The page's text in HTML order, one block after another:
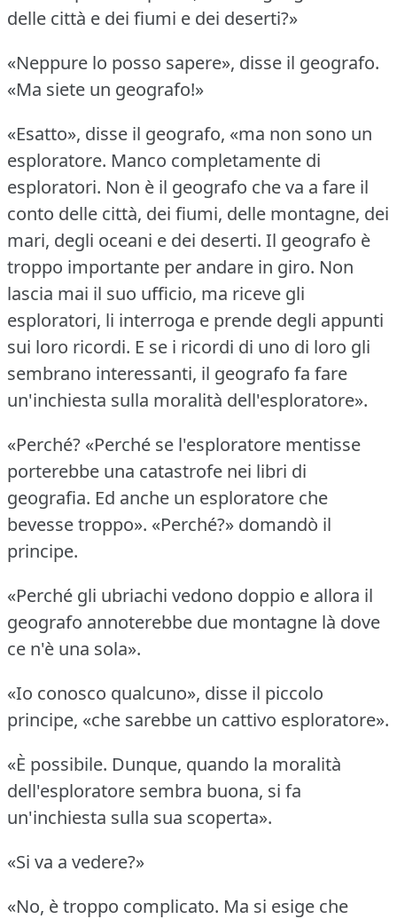
delle città e dei fiumi e dei deserti?»
«Neppure lo posso sapere», disse il geografo.
«Ma siete un geografo!»
«Esatto», disse il geografo, «ma non sono un
esploratore. Manco completamente di
esploratori. Non è il geografo che va a fare il
conto delle città, dei fiumi, delle montagne, dei
mari, degli oceani e dei deserti. Il geografo è
troppo importante per andare in giro. Non
lascia mai il suo ufficio, ma riceve gli
esploratori, li interroga e prende degli appunti
sui loro ricordi. E se i ricordi di uno di loro gli
sembrano interessanti, il geografo fa fare
un'inchiesta sulla moralità dell'esploratore».
«Perché? «Perché se l'esploratore mentisse
porterebbe una catastrofe nei libri di
geografia. Ed anche un esploratore che
bevesse troppo». «Perché?» domandò il
principe.
«Perché gli ubriachi vedono doppio e allora il
geografo annoterebbe due montagne là dove
ce n'è una sola».
«Io conosco qualcuno», disse il piccolo
principe, «che sarebbe un cattivo esploratore».
«È possibile. Dunque, quando la moralità
dell'esploratore sembra buona, si fa
un'inchiesta sulla sua scoperta».
«Si va a vedere?»
«No, è troppo complicato. Ma si esige che